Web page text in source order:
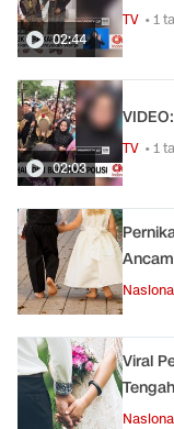
02:44
TV • 1
02:03
TV • 1
Viral